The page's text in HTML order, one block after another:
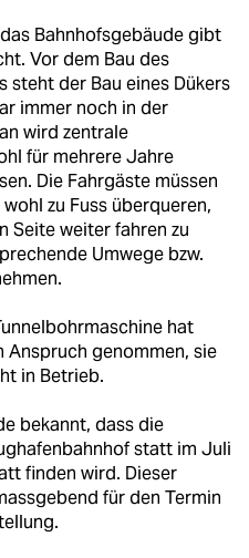
Bahnhofsgebäude gibt
Vor dem Bau des
steht der Bau eines Dükers
immer noch in der
wird zentrale
für mehrere Jahre
Die Fahrgäste müssen
zu Fuss überqueren,
Seite weiter fahren zu
Umwege bzw.
hat
Anspruch genommen, sie
in Betrieb.
bekannt, dass die
statt im Juli
finden wird. Dieser
für den Termin